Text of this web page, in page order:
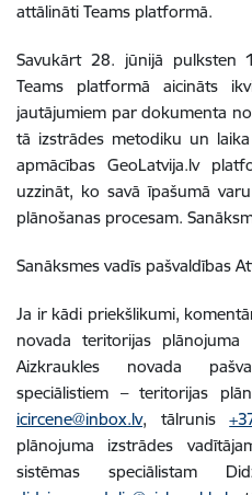
attālināti Teams platformā.
Savukārt 28. jūnijā pulksten
Teams platformā aicināts
jautājumiem par dokumenta
tā izstrādes metodiku un
apmācības GeoLatvija.lv
uzzināt, ko savā īpašumā
plānošanas procesam.
Sanāksmes vadīs pašvaldības
Ja ir kādi priekšlikumi,
novada teritorijas
Aizkraukles novada
speciālistiem – teritorijas
icircene@inbox.lv, tālrunis
plānojuma izstrādes
sistēmas speciālistam